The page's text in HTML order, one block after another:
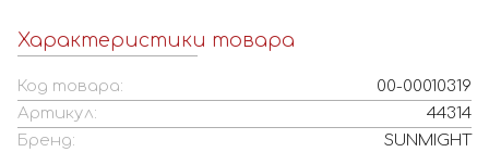
Характеристики товара
Код товара:
00-00010319
Артикул:
44314
Бренд:
SUNMIGHT